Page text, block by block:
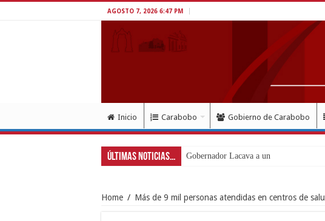
AGOSTO 7, 2026 6:47 PM
Inicio Carabobo Gobierno de Carabobo
Últimas Noticias... Gobernador Lacava a un mes del doblete
Home / Más de 9 mil personas atendidas en centros de